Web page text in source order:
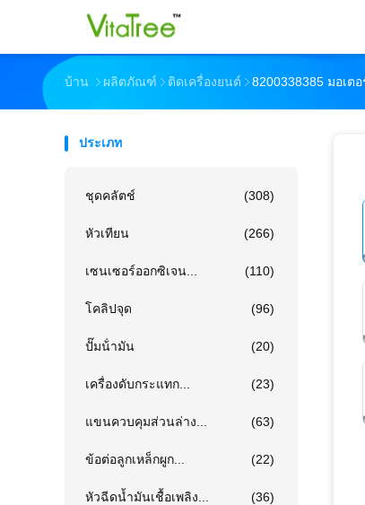
บ้าน ผลิตภัณฑ์ ติดเครื่องยนต์ 8200338385 มอเต
ประเภท
ชุดคลัตช์ (308)
หัวเทียน (266)
เซนเซอร์ออกซิเจน... (110)
โคลิปจุด (96)
ปั๊มน้ํามัน (20)
เครื่องดับกระแทก... (23)
แขนควบคุมส่วนล่าง... (63)
ข้อต่อลูกเหล็กผูก... (22)
หัวฉีดน้ำมันเชื้อเพลิง... (36)